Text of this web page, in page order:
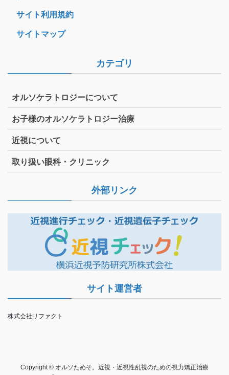
サイト利用規約
サイトマップ
カテゴリ
オルソケラトロジーについて
お子様のオルソケラトロジー治療
近視について
取り扱い眼科・クリニック
外部リンク
サイト運営者
株式会社リファクト
Copyright © オルソためそ。近視・近視性乱視のための視力矯正治療